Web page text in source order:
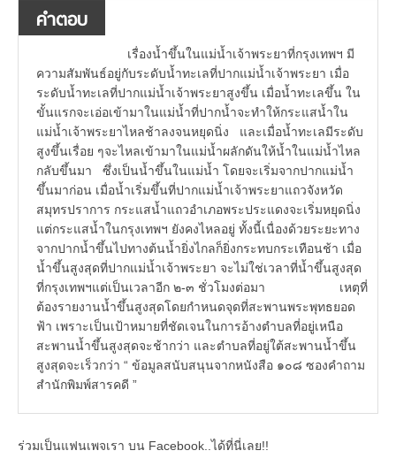
คำตอบ
เรื่องน้ำขึ้นในแม่น้ำเจ้าพระยาที่กรุงเทพฯ มี
ความสัมพันธ์อยู่กับระดับน้ำทะเลที่ปากแม่น้ำเจ้าพระยา เมื่อ
ระดับน้ำทะเลที่ปากแม่น้ำเจ้าพระยาสูงขึ้น เมื่อน้ำทะเลขึ้น ใน
ขั้นแรกจะเอ่อเข้ามาในแม่น้ำที่ปากน้ำจะทำให้กระแสน้ำใน
แม่น้ำเจ้าพระยาไหลช้าลงจนหยุดนิ่ง และเมื่อน้ำทะเลมีระดับ
สูงขึ้นเรื่อย ๆจะไหลเข้ามาในแม่น้ำผลักดันให้น้ำในแม่น้ำไหล
กลับขึ้นมา ซึ่งเป็นน้ำขึ้นในแม่น้ำ โดยจะเริ่มจากปากแม่น้ำ
ขึ้นมาก่อน เมื่อน้ำเริ่มขึ้นที่ปากแม่น้ำเจ้าพระยาแถวจังหวัด
สมุทรปราการ กระแสน้ำแถวอำเภอพระประแดงจะเริ่มหยุดนิ่ง
แต่กระแสน้ำในกรุงเทพฯ ยังคงไหลอยู่ ทั้งนี้เนื่องด้วยระยะทาง
จากปากน้ำขึ้นไปทางต้นน้ำยิ่งไกลก็ยิ่งกระทบกระเทือนช้า เมื่อ
น้ำขึ้นสูงสุดที่ปากแม่น้ำเจ้าพระยา จะไม่ใช่เวลาที่น้ำขึ้นสูงสุด
ที่กรุงเทพฯแต่เป็นเวลาอีก ๒-๓ ชั่วโมงต่อมา เหตุที่
ต้องรายงานน้ำขึ้นสูงสุดโดยกำหนดจุดที่สะพานพระพุทธยอด
ฟ้า เพราะเป็นเป้าหมายที่ชัดเจนในการอ้างตำบลที่อยู่เหนือ
สะพานน้ำขึ้นสูงสุดจะช้ากว่า และตำบลที่อยู่ใต้สะพานน้ำขึ้น
สูงสุดจะเร็วกว่า “ ข้อมูลสนับสนุนจากหนังสือ ๑๐๘ ซองคำถาม
สำนักพิมพ์สารคดี ”
ร่วมเป็นแฟนเพจเรา บน Facebook..ได้ที่นี่เลย!!